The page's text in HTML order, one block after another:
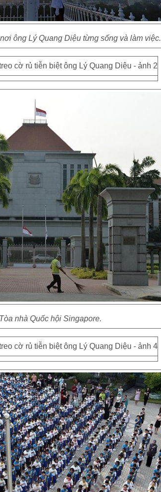
ông Lý Quang Diệu từng sống và làm việc.
nhà Quốc hội Singapore.